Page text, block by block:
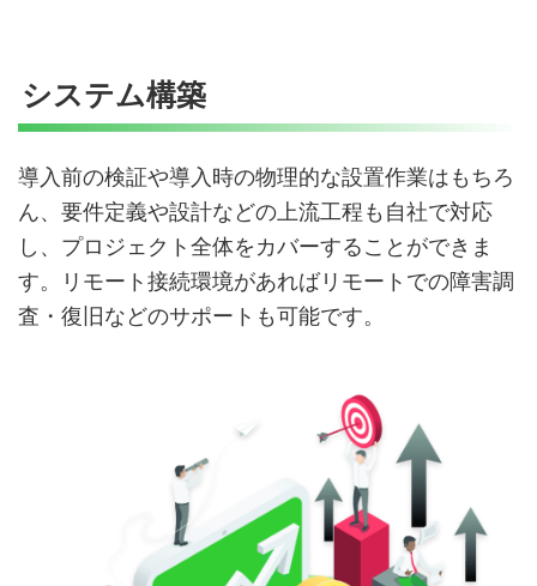
システム構築
導入前の検証や導入時の物理的な設置作業はもちろ
ん、要件定義や設計などの上流工程も自社で対応
し、プロジェクト全体をカバーすることができま
す。リモート接続環境があればリモートでの障害調
査・復旧などのサポートも可能です。